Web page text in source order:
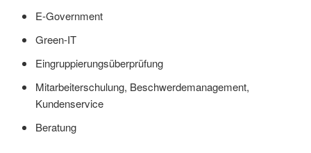
E-Government
Green-IT
Eingruppierungsüberprüfung
Mitarbeiterschulung, Beschwerdemanagement,
Kundenservice
Beratung